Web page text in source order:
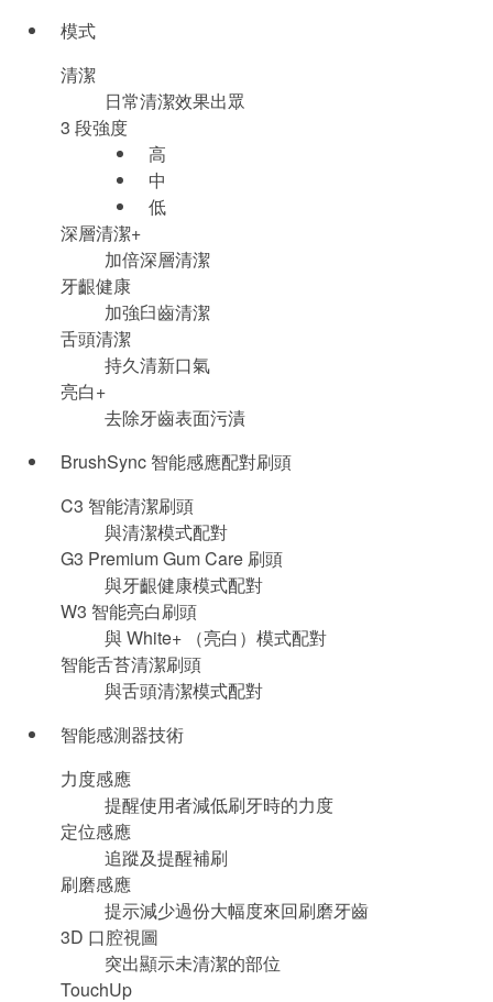
模式
清潔
日常清潔效果出眾
3 段強度
高
中
低
深層清潔+
加倍深層清潔
牙齦健康
加強臼齒清潔
舌頭清潔
持久清新口氣
亮白+
去除牙齒表面污漬
BrushSync 智能感應配對刷頭
C3 智能清潔刷頭
與清潔模式配對
G3 Premium Gum Care 刷頭
與牙齦健康模式配對
W3 智能亮白刷頭
與 White+ （亮白）模式配對
智能舌苔清潔刷頭
與舌頭清潔模式配對
智能感測器技術
力度感應
提醒使用者減低刷牙時的力度
定位感應
追蹤及提醒補刷
刷磨感應
提示減少過份大幅度來回刷磨牙齒
3D 口腔視圖
突出顯示未清潔的部位
TouchUp